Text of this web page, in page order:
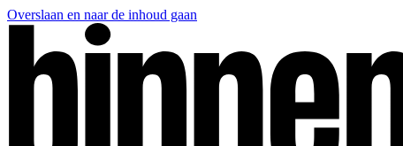
Overslaan en naar de inhoud gaan